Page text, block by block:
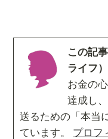
この記
ライフ）
お金の
達成し
送るための「本当
ています。 プロフ